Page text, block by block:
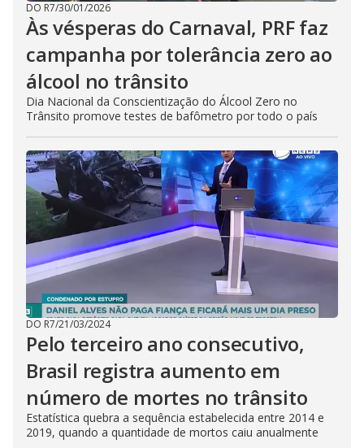
DO R7/30/01/2026
Às vésperas do Carnaval, PRF faz
campanha por tolerância zero ao
álcool no trânsito
Dia Nacional da Conscientização do Álcool Zero no
Trânsito promove testes de bafômetro por todo o país
DO R7/21/03/2024
Pelo terceiro ano consecutivo,
Brasil registra aumento em
número de mortes no trânsito
Estatística quebra a sequência estabelecida entre 2014 e
2019, quando a quantidade de mortos caiu anualmente